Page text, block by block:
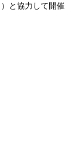
と協力して開催